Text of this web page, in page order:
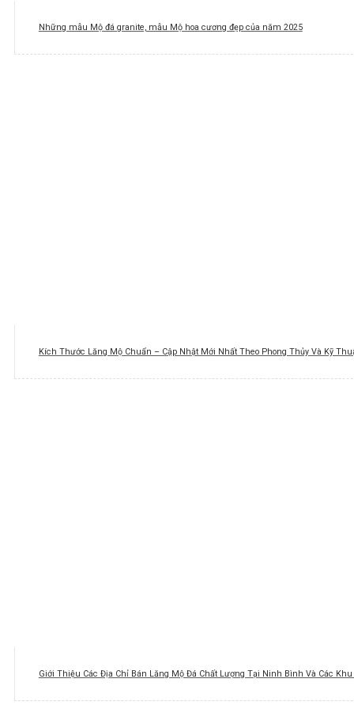
Những mẫu Mộ đá granite, mẫu Mộ hoa cương đẹp của năm 2025
Kích Thước Lăng Mộ Chuẩn – Cập Nhật Mới Nhất Theo Phong Thủy Và Kỹ
Giới Thiệu Các Địa Chỉ Bán Lăng Mộ Đá Chất Lượng Tại Ninh Bình Và Các Khu